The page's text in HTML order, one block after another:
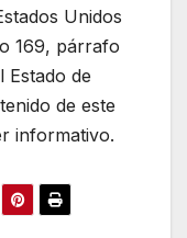
Unidos
169, párrafo
Estado de
de este
informativo.